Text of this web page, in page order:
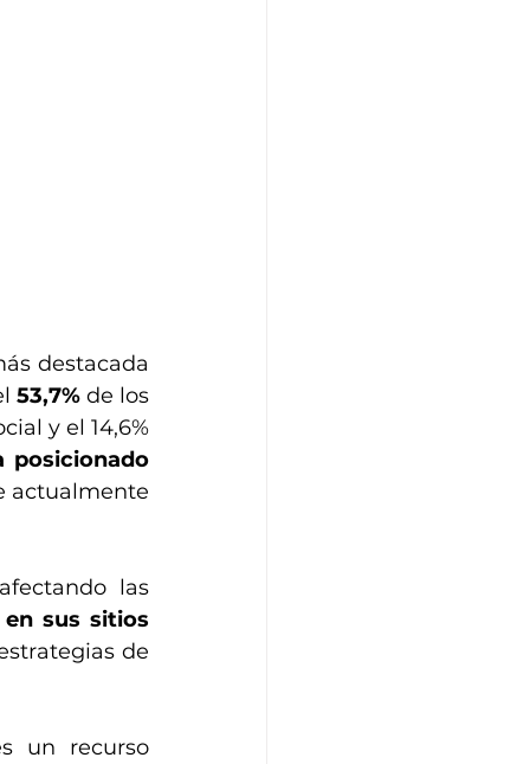
destacada
53,7% de los
y el 14,6%
posicionado
actualmente
las
sus sitios
de
un recurso